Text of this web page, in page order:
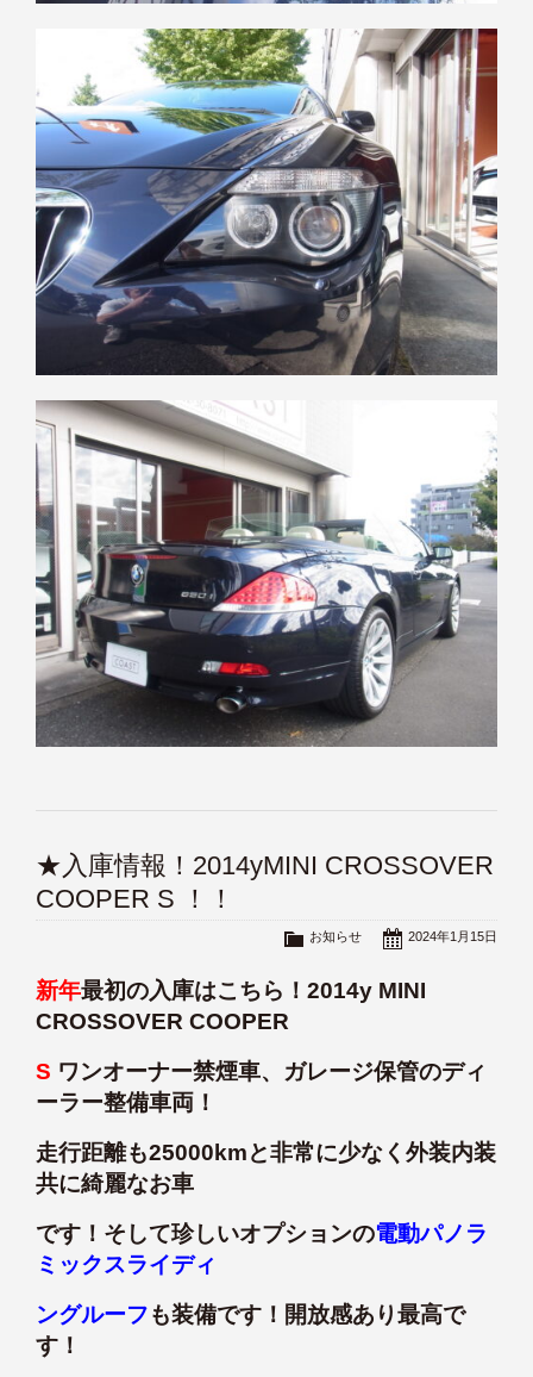
★入庫情報！2014yMINI CROSSOVER
COOPER S ！！
2024年1月15日
お知らせ
新年最初の入庫はこちら！2014y MINI
CROSSOVER COOPER
S ワンオーナー禁煙車、ガレージ保管のディ
ーラー整備車両！
走行距離も25000kmと非常に少なく外装内装
共に綺麗なお車
です！そして珍しいオプションの電動パノラ
ミックスライディ
ングルーフも装備です！開放感あり最高で
す！